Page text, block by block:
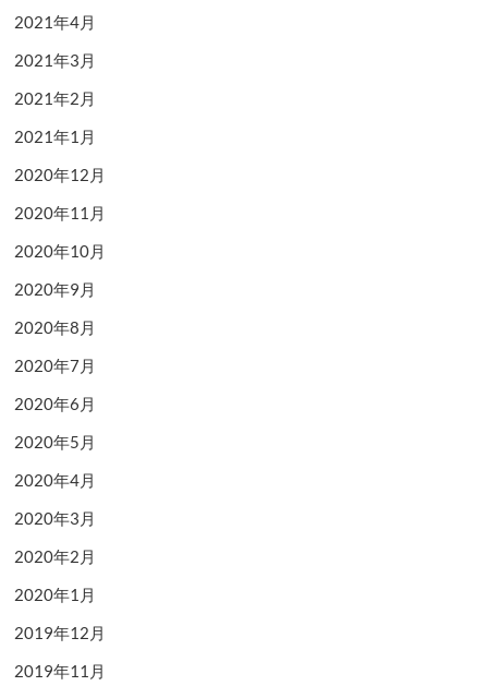
2021年4月
2021年3月
2021年2月
2021年1月
2020年12月
2020年11月
2020年10月
2020年9月
2020年8月
2020年7月
2020年6月
2020年5月
2020年4月
2020年3月
2020年2月
2020年1月
2019年12月
2019年11月